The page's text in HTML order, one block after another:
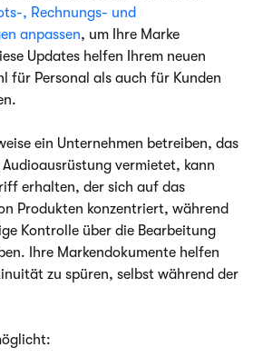
, Rechnungs- und
anpassen, um Ihre Marke
Updates helfen Ihrem neuen
für Personal als auch für Kunden
ein Unternehmen betreiben, das
vermietet, kann
erhalten, der sich auf das
Produkten konzentriert, während
Kontrolle über die Bearbeitung
Ihre Markendokumente helfen
zu spüren, selbst während der